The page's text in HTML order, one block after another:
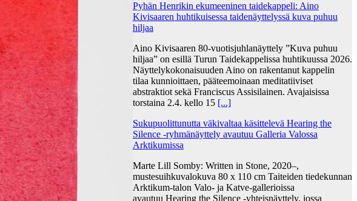
Pyhän Henrikin ekumeeninen taidekappeli: Aino
Kivisaaren huhtikuisessa taidenäyttelyssä kuva puhuu
hiljaa
Aino Kivisaaren 80-vuotisjuhlanäyttely ”Kuva puhuu
hiljaa” on esillä Turun Taidekappelissa huhtikuussa 2026.
Näyttelykokonaisuuden Aino on rakentanut kappelin
tilaa kunnioittaen, pääteemoinaan meditatiiviset
abstraktiot sekä Franciscus Assisilainen. Avajaisissa
torstaina 2.4. kello 15 [...]
Sukupuolittunutta väkivaltaa käsittelevä Hearing the
Silence -ryhmänäyttely avautuu Galleria Valossa
Arktikumissa
Marte Lill Somby: Written in Stone, 2020–,
mustesuihkuvalokuva 80 x 110 cm Taiteiden tiedekunnan
Arktikum-talon Valo- ja Katve-gallerioissa
avautuu Hearing the Silence -yhteisnäyttely, jossa